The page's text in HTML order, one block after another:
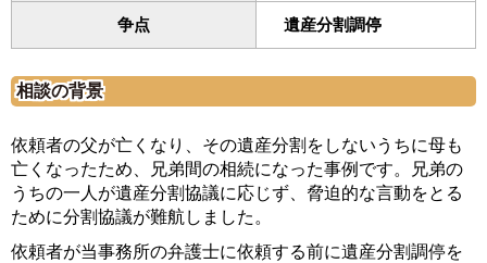
争点 遺産分割調停
相談の背景
依頼者の父が亡くなり、その遺産分割をしないうちに母も
亡くなったため、兄弟間の相続になった事例です。兄弟の
うちの一人が遺産分割協議に応じず、脅迫的な言動をとる
ために分割協議が難航しました。
依頼者が当事務所の弁護士に依頼する前に遺産分割調停を